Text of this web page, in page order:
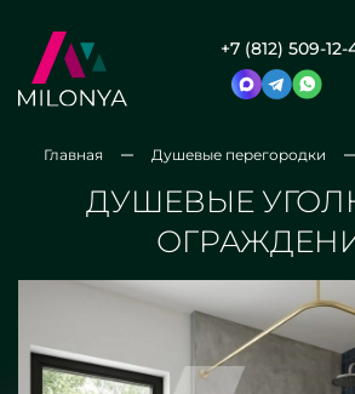
+7 (812) 509-12-
Главная Душевые перегородки
ДУШЕВЫЕ